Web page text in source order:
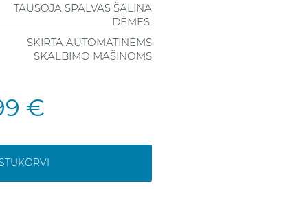
TAUSOJA SPALVAS ŠALINA
DĖMES.
SKIRTA AUTOMATINĖMS
SKALBIMO MAŠINOMS
€